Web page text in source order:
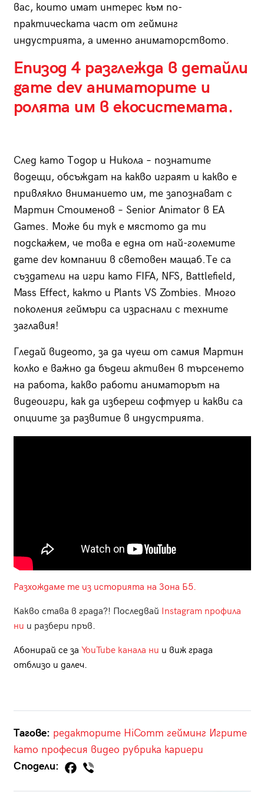
вас, които имат интерес към по-
практическата част от гейминг
индустрията, а именно аниматорството.
Епизод 4 разглежда в детайли
game dev аниматорите и
ролята им в екосистемата.
След като Тодор и Никола – познатите
водещи, обсъждат на какво играят и какво е
привлякло вниманието им, те запознават с
Мартин Стоименов – Senior Animator в EA
Games. Може би тук е мястото да ти
подскажем, че това е една от най-големите
game dev компании в световен мащаб.Те са
създатели на игри като FIFA, NFS, Battlefield,
Mass Effect, както и Plants VS Zombies. Много
поколения геймъри са израснали с техните
заглавия!
Гледай видеото, за да чуеш от самия Мартин
колко е важно да бъдеш активен в търсенето
на работа, какво работи аниматорът на
видеоигри, как да избереш софтуер и какви са
опциите за развитие в индустрията.
Разхождаме те из историята на Зона Б5.
Какво става в града?! Последвай Instagram профила
ни и разбери пръв.
Абонирай се за YouTube канала ни и виж града
отблизо и далеч.
Тагове: редакторите HiComm гейминг Игрите
като професия видео рубрика кариери
Сподели: